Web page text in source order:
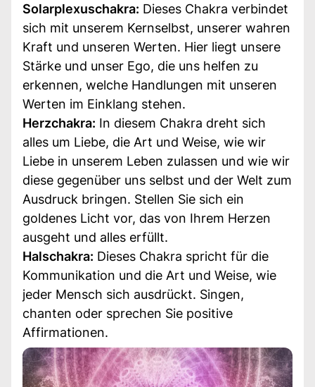
Solarplexuschakra: Dieses Chakra verbindet
sich mit unserem Kernselbst, unserer wahren
Kraft und unseren Werten. Hier liegt unsere
Stärke und unser Ego, die uns helfen zu
erkennen, welche Handlungen mit unseren
Werten im Einklang stehen.
Herzchakra: In diesem Chakra dreht sich
alles um Liebe, die Art und Weise, wie wir
Liebe in unserem Leben zulassen und wie wir
diese gegenüber uns selbst und der Welt zum
Ausdruck bringen. Stellen Sie sich ein
goldenes Licht vor, das von Ihrem Herzen
ausgeht und alles erfüllt.
Halschakra: Dieses Chakra spricht für die
Kommunikation und die Art und Weise, wie
jeder Mensch sich ausdrückt. Singen,
chanten oder sprechen Sie positive
Affirmationen.